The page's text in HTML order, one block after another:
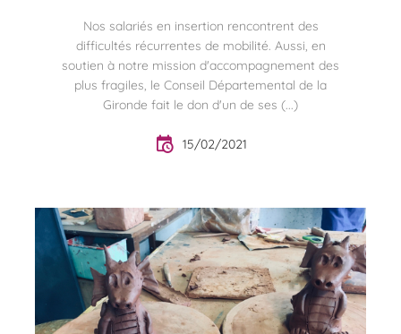
Nos salariés en insertion rencontrent des
difficultés récurrentes de mobilité. Aussi, en
soutien à notre mission d'accompagnement des
plus fragiles, le Conseil Départemental de la
Gironde fait le don d'un de ses (...)
15/02/2021